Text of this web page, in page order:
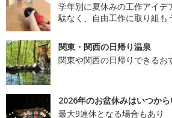
学年別に夏休みの工作アイデ
駄なく、自由工作に取り組も
関東・関西の日帰り温泉
関東や関西の日帰りできるお
2026年のお盆休みはいつから
最大9連休となる場合もあり